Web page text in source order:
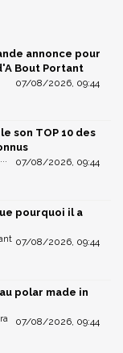
annonce pour
Bout Portant
07/08/2026, 09:44
son TOP 10 des
07/08/2026, 09:44
pourquoi il a
07/08/2026, 09:44
polar made in
07/08/2026, 09:44